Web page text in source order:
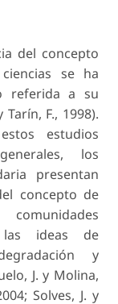
del concepto
se ha
referida a su
F., 1998).
estudios
los
presentan
concepto de
las ideas de
y
J. y Molina,
Solves, J. y